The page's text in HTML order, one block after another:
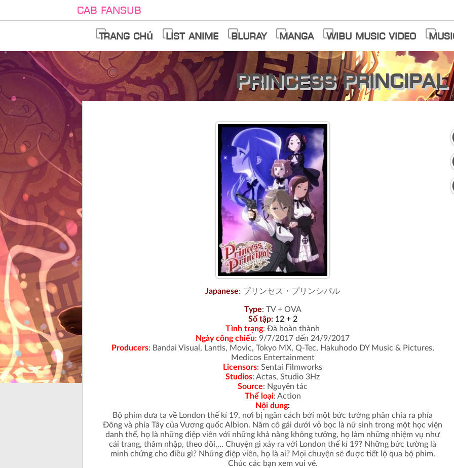
Cab Fansub
Trang chủ List anime Bluray Manga Wibu Music Video
Princess Principal
Japanese: プリンセス・プリンシパル
Type: TV + OVA
Số tập: 12 + 2
Tình trạng: Đã hoàn thành
Ngày công chiếu: 9/7/2017 đến 24/9/2017
Producers: Bandai Visual, Lantis, Movic, Tokyo MX, Q-Tec, Hakuhodo DY Music & Pictures,
Medicos Entertainment
Licensors: Sentai Filmworks
Studios: Actas, Studio 3Hz
Source: Nguyên tác
Thể loại: Action
Nội dung:
Bộ phim đưa ta về London thế kỉ 19, nơi bị ngăn cách bởi một bức tường phân chia ra phía
Đông và phía Tây của Vương quốc Albion. Năm cô gái dưới vỏ bọc là nữ sinh trong một học viện
danh thế, họ là những điệp viên với những khả năng không tưởng, họ làm những nhiệm vụ như
cải trang, thâm nhập, theo dõi,… Chuyện gì xảy ra với London thế kỉ 19? Những bức tường là
minh chứng cho điều gì? Những điệp viên, họ là ai? Mọi chuyện sẽ được tiết lộ qua bộ phim.
Chúc các bạn xem vui vẻ.